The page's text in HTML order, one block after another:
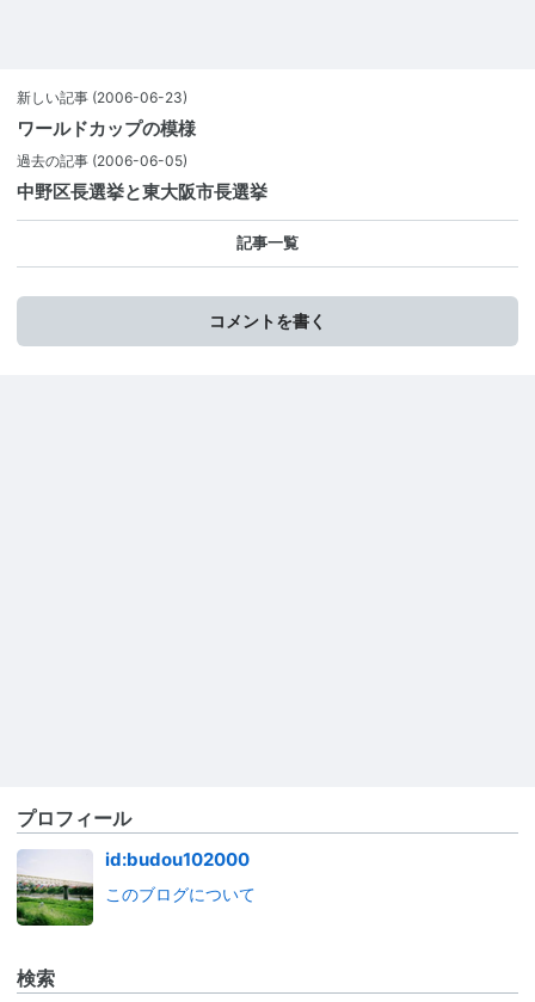
新しい記事 (2006-06-23)
ワールドカップの模様
過去の記事 (2006-06-05)
中野区長選挙と東大阪市長選挙
記事一覧
コメントを書く
プロフィール
id:budou102000
このブログについて
検索